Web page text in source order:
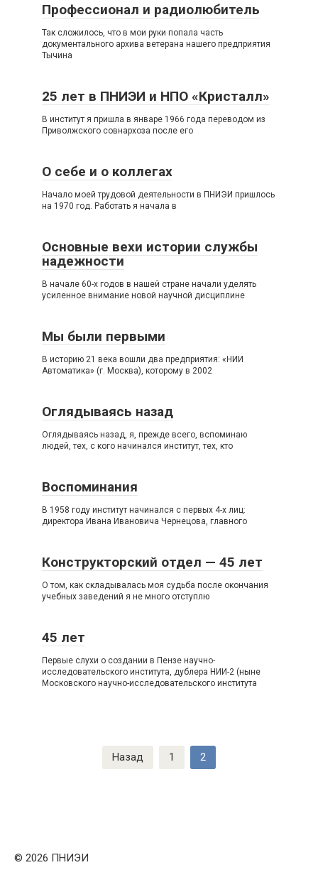
Профессионал и радиолюбитель
Так сложилось, что в мои руки попала часть
документального архива ветерана нашего предприятия
Тычина
25 лет в ПНИЭИ и НПО «Кристалл»
В институт я пришла в январе 1966 года переводом из
Приволжского совнархоза после его
О себе и о коллегах
Начало моей трудовой деятельности в ПНИЭИ пришлось
на 1970 год. Работать я начала в
Основные вехи истории службы
надежности
В начале 60-х годов в нашей стране начали уделять
усиленное внимание новой научной дисциплине
Мы были первыми
В историю 21 века вошли два предприятия: «НИИ
Автоматика» (г. Москва), которому в 2002
Оглядываясь назад
Оглядываясь назад, я, прежде всего, вспоминаю
людей, тех, с кого начинался институт, тех, кто
Воспоминания
В 1958 году институт начинался с первых 4-х лиц:
директора Ивана Ивановича Чернецова, главного
Конструкторский отдел — 45 лет
О том, как складывалась моя судьба после окончания
учебных заведений я не много отступлю
45 лет
Первые слухи о создании в Пензе научно-
исследовательского института, дублера НИИ-2 (ныне
Московского научно-исследовательского института
Назад 1 2
© 2026 ПНИЭИ